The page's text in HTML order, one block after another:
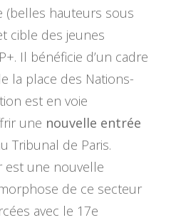
(belles hauteurs sous
cible des jeunes
Il bénéficie d’un cadre
la place des Nations-
est en voie
une nouvelle entrée
Tribunal de Paris.
est une nouvelle
de ce secteur
avec le 17e